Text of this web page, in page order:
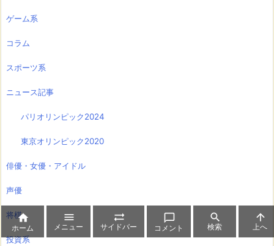
ゲーム系
コラム
スポーツ系
ニュース記事
パリオリンピック2024
東京オリンピック2020
俳優・女優・アイドル
声優
将棋
投資系

ホーム

メニュー

サイドバー

コメント

検索

上へ